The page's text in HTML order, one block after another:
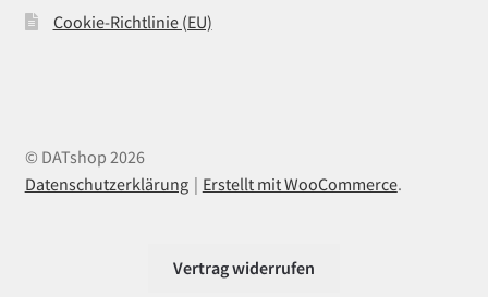
Cookie-Richtlinie (EU)
© DATshop 2026
Datenschutzerklärung
Erstellt mit WooCommerce.
Vertrag widerrufen